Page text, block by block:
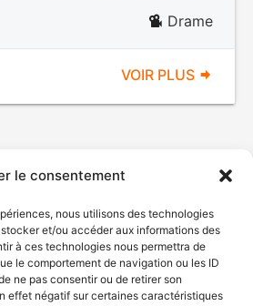
le consentement
nous utilisons des technologies
et/ou accéder aux informations des
à ces technologies nous permettra de
le comportement de navigation ou les ID
ne pas consentir ou de retirer son
effet négatif sur certaines caractéristiques
Drame
VOIR PLUS